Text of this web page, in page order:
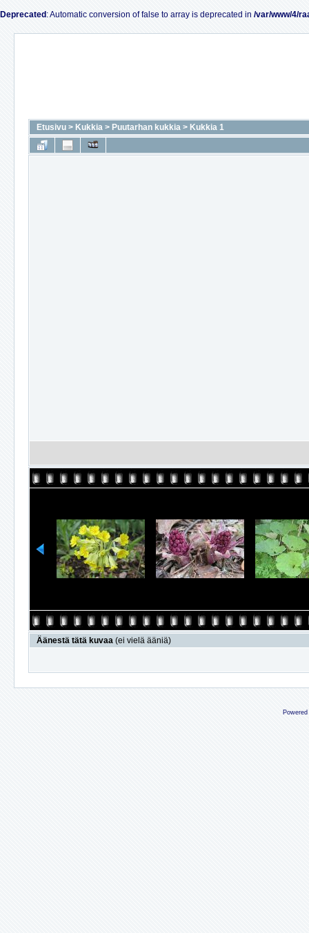
Deprecated : Automatic conversion of false to array is deprecated in /var/www/4/
Etusivu > Kukkia > Puutarhan kukkia > Kukkia 1
Äänestä tätä kuvaa (ei vielä ääniä)